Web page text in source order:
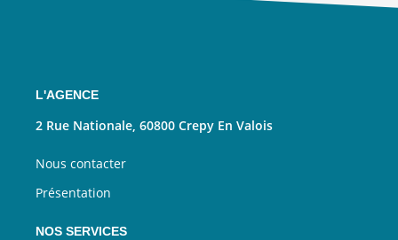
L'AGENCE
2 Rue Nationale, 60800 Crepy En Valois
Nous contacter
Présentation
NOS SERVICES